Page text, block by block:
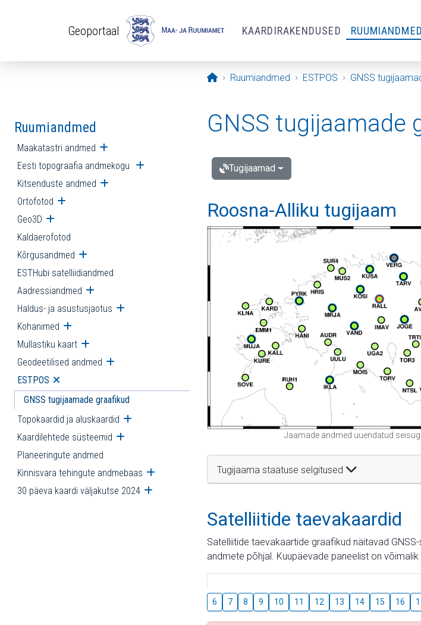
Geoportaal KAARDIRAKENDUSED RUUMIANDMED
Avaleht
Ruumiandmed ESTPOS GNSS
Ruumiandmed
Maakatastri andmed Ava alammenüü
Eesti topograafia andmekogu Ava alammenüü
Kitsenduste andmed Ava alammenüü
Ortofotod Ava alammenüü
Geo3D Ava alammenüü
Kaldaerofotod
Kõrgusandmed Ava alammenüü
ESTHubi satelliidiandmed
Aadressiandmed Ava alammenüü
Haldus- ja asustusjaotus Ava alammenüü
Kohanimed Ava alammenüü
Mullastiku kaart Ava alammenüü
Geodeetilised andmed Ava alammenüü
ESTPOS Ava alammenüü
GNSS tugijaamade graafikud
Topokaardid ja aluskaardid Ava alammenüü
Kaardilehtede süsteemid Ava alammenüü
Planeeringute andmed
Kinnisvara tehingute andmebaas Ava alammenüü
30 päeva kaardi väljakutse 2024 Ava alammenüü
GNSS tugijaamade
Tugijaamad
Roosna-Alliku tugijaam
Jaamade andmed uuendatud
Tugijaama staatuse selgitused
Satelliitide taevakaardid
Satelliitide taevakaartide graafikud näitavad
andmete põhjal. Kuupäevade paneelist on
6 7 8 9 10 11 12 13 14 15 16